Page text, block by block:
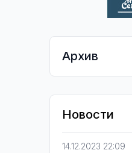
Архив
Новости
14.12.2023 22:09